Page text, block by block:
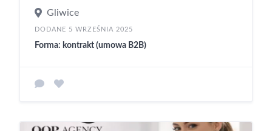
Gliwice
DODANE 5 WRZEŚNIA 2025
Forma: kontrakt (umowa B2B)